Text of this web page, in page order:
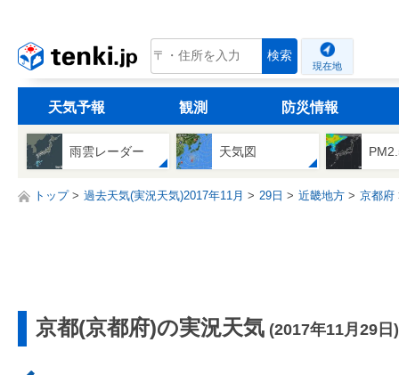
tenki.jp 検索
現在地
天気予報 観測 防災情報
雨雲レーダー 天気図
トップ 過去天気(実況天気)2017年11月 29日 近畿地方 京都府
京都(京都府)の実況天気 (2017年11月29日)